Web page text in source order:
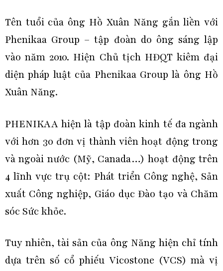
Tên tuổi của ông Hồ Xuân Năng gắn liền với
Phenikaa Group – tập đoàn do ông sáng lập
vào năm 2010. Hiện Chủ tịch HĐQT kiêm đại
diện pháp luật của Phenikaa Group là ông Hồ
Xuân Năng.
PHENIKAA hiện là tập đoàn kinh tế đa ngành
với hơn 30 đơn vị thành viên hoạt động trong
và ngoài nước (Mỹ, Canada…) hoạt động trên
4 lĩnh vực trụ cột: Phát triển Công nghệ, Sản
xuất Công nghiệp, Giáo dục Đào tạo và Chăm
sóc Sức khỏe.
Tuy nhiên, tài sản của ông Năng hiện chỉ tính
dựa trên số cổ phiếu Vicostone (VCS) mà vị